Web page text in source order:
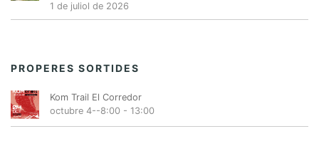
1 de juliol de 2026
PROPERES SORTIDES
Kom Trail El Corredor
octubre 4--8:00 - 13:00